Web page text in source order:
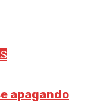
apagando